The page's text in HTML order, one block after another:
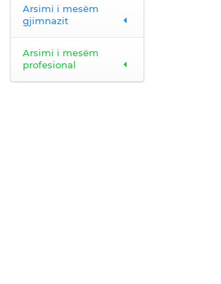
Arsimi i mesëm
gjimnazit
Arsimi i mesëm
profesional